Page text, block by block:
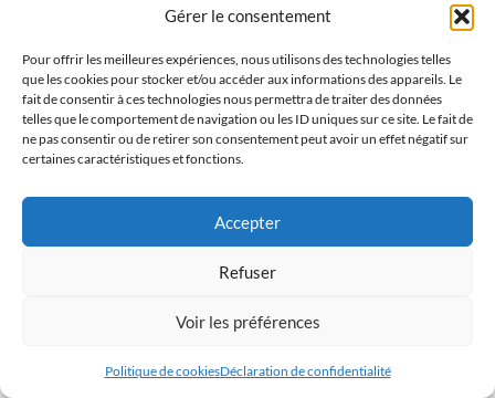
Gérer le consentement
Pour offrir les meilleures expériences, nous utilisons des technologies telles
que les cookies pour stocker et/ou accéder aux informations des appareils. Le
fait de consentir à ces technologies nous permettra de traiter des données
telles que le comportement de navigation ou les ID uniques sur ce site. Le fait de
ne pas consentir ou de retirer son consentement peut avoir un effet négatif sur
certaines caractéristiques et fonctions.
Accepter
Refuser
Voir les préférences
Politique de cookiesDéclaration de confidentialité
7
Chambres
Appartement
Duplex avec terrasses
proximité immédiate des Allées Provençales et de la